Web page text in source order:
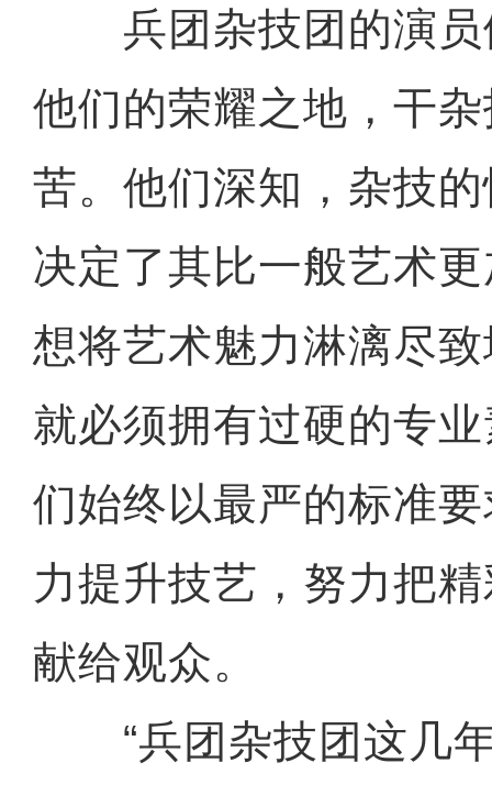
兵团杂技团的演员
他们的荣耀之地，干
苦。他们深知，杂技
决定了其比一般艺术
想将艺术魅力淋漓尽
就必须拥有过硬的专
们始终以最严的标准
力提升技艺，努力把
献给观众。
“兵团杂技团这几年